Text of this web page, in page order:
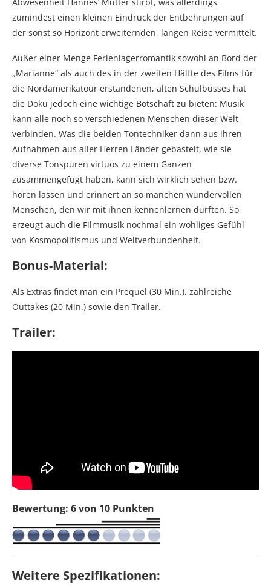
zumindest einen kleinen Eindruck der Entbehrungen auf
der sonst so Horizont erweiternden, langen Reise vermittelt.
Außer einer Menge Ferienlagerromantik sowohl an Bord der
„Marianne“ als auch des in der zweiten Hälfte des Films für
die Nordamerikatour erstandenen, alten Schulbusses hat
die Doku jedoch eine wichtige Botschaft zu bieten: Musik
kann alle noch so verschiedenen Menschen dieser Welt
verbinden. Was die beiden Tontechniker dann aus ihren
Aufnahmen aus aller Herren Länder gebastelt, wie sie
diverse Tonspuren virtuos zu einem Ganzen
zusammengefügt haben, kann sich wirklich sehen bzw.
hören lassen und erinnert an so manchen wundervollen
Menschen, den wir mit ihnen kennenlernen durften. So
erzeugt auch die Filmmusik nochmal ein wohliges Gefühl
von Kosmopolitismus und Weltverbundenheit.
Bonus-Material:
Als Extras findet man ein Prequel (30 Min.), zahlreiche
Outtakes (20 Min.) sowie den Trailer.
Trailer:
Bewertung: 6 von 10 Punkten
Weitere Spezifikationen: